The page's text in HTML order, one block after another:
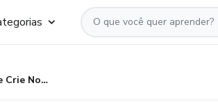
Domine a IA e Crie Novas Fontes de Renda